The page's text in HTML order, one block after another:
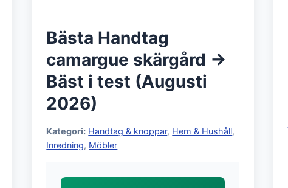
Bästa Handtag
camargue skärgård →
Bäst i test (Augusti
2026)
Kategori: Handtag & knoppar, Hem & Hushåll,
Inredning, Möbler